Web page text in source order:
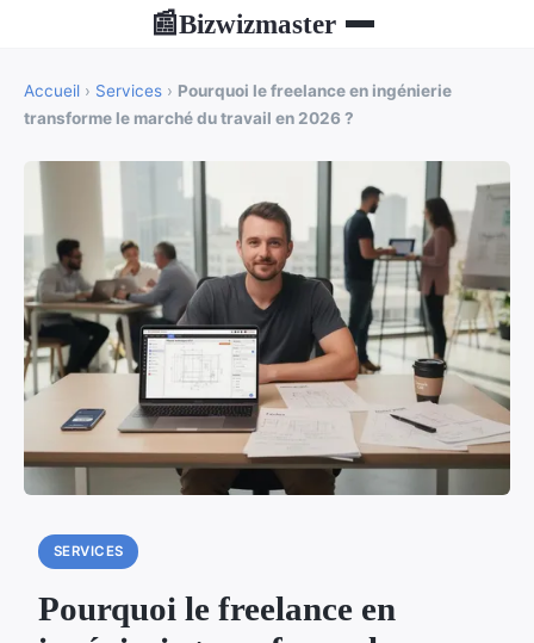
📰Bizwizmaster
Accueil › Services › Pourquoi le freelance en ingénierie
transforme le marché du travail en 2026 ?
SERVICES
Pourquoi le freelance en